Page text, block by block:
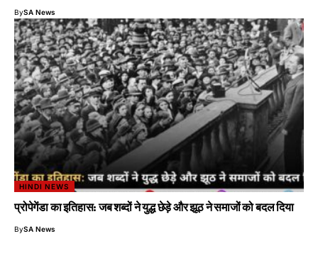
BySA News
HINDI NEWS
प्रोपेगेंडा का इतिहास: जब शब्दों ने युद्ध छेड़े और झूठ ने समाजों को बदल दिया
BySA News